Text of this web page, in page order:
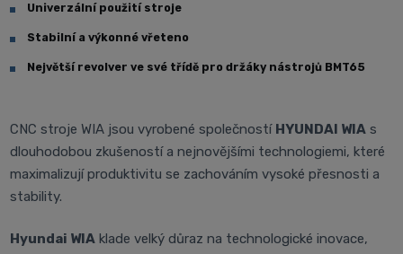
Univerzální použití stroje
Stabilní a výkonné vřeteno
Největší revolver ve své třídě pro držáky nástrojů BMT65
CNC stroje WIA jsou vyrobené společností HYUNDAI WIA s
dlouhodobou zkušeností a nejnovějšími technologiemi, které
maximalizují produktivitu se zachováním vysoké přesnosti a
stability.
Hyundai WIA klade velký důraz na technologické inovace,